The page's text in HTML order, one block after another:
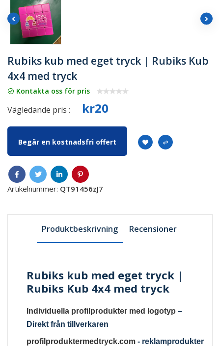
Rubiks kub med eget tryck | Rubiks Kub
4x4 med tryck
Kontakta oss för pris
Vägledande pris : kr20
Begär en kostnadsfri offert
Artikelnummer: QT91456zJ7
Produktbeskrivning Recensioner
Rubiks kub med eget tryck |
Rubiks Kub 4x4 med tryck
Individuella profilprodukter med logotyp –
Direkt från tillverkaren
profilproduktermedtryck.com - reklamprodukter